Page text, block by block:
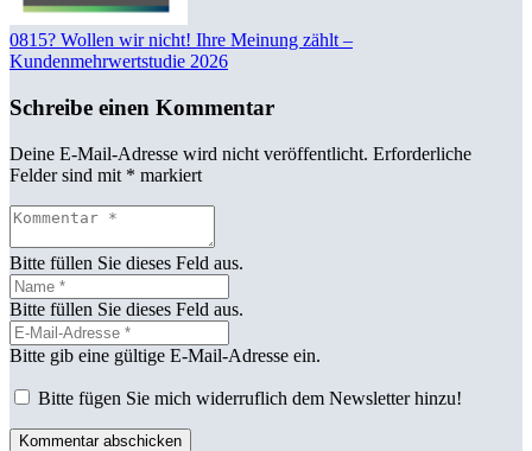
0815? Wollen wir nicht! Ihre Meinung zählt –
Kundenmehrwertstudie 2026
Schreibe einen Kommentar
Deine E-Mail-Adresse wird nicht veröffentlicht. Erforderliche
Felder sind mit * markiert
Bitte füllen Sie dieses Feld aus.
Bitte füllen Sie dieses Feld aus.
Bitte gib eine gültige E-Mail-Adresse ein.
Bitte fügen Sie mich widerruflich dem Newsletter hinzu!
Kommentar abschicken